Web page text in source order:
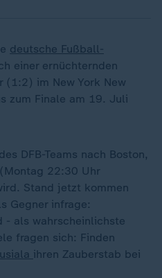
deutsche Fußball-
einer ernüchternden
(1:2) im New York New
zum Finale am 19. Juli
DFB-Teams nach Boston,
22:30 Uhr
Stand jetzt kommen
Gegner infrage:
- als wahrscheinlichste
fragen sich: Finden
ihren Zauberstab bei